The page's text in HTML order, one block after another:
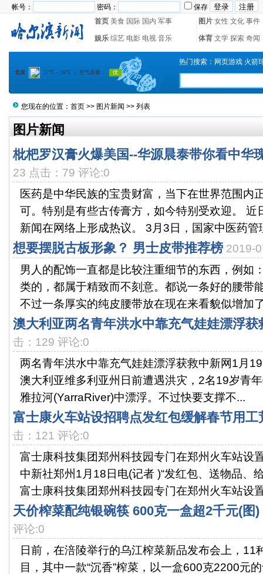
帐号： 密码：
保存
首页 美食 国际 国内 军事 图片 女性 文化 事件
娱乐 综艺 电影 电视 音乐 体育 文学 探索 奇闻
热门搜索： 网页游戏 火箭
您现在的位置： 首页 >> 图片新闻 >> 列表
图片新闻
枇杷罗汉膏火爆美国--华源晨泰带你看中华
23 点击：79 评论:0
医药是中华民族的宝贵财富，当下在世界范围内
可。特别是有些古传膏方，如今特别受欢迎。 近
新闻在网络上形成热议。 3月3日，国家中医药管
想要摆脱古板形象？ 男士皮带推荐榜 2019-
男人的配饰一直都是比较注重细节的东西，例如
类的，都属于精致而不刻意。都说一条好的腰带
不过一条厚实的纯皮腰带放在现在来看貌似增加
澳大利亚两名青年洪水中靠充气娃娃漂浮获
击：129 评论:0
两名青年洪水中靠充气娃娃漂浮获救中新网1月
澳大利亚维多利亚州日前遭遇洪灾，2名19岁青
雅拉河(YarraRiver)中漂浮。不过快要支撑不...
富士康火车站设招聘点发红包缓解春节用工
击：121 评论:0
富士康科技集团郑州科技园专门在郑州火车站设
中新社郑州1月18日电(记者 )“发红包、送物品
富士康科技集团郑州科技园专门在郑州火车站设
天价榨菜配纯银碗筷 600克一盒超2千元(图)
评论:0
日前，在涪陵举行的乌江榨菜新品发布会上，11
目，其中一款“沉香”榨菜，以一盒600克2200元